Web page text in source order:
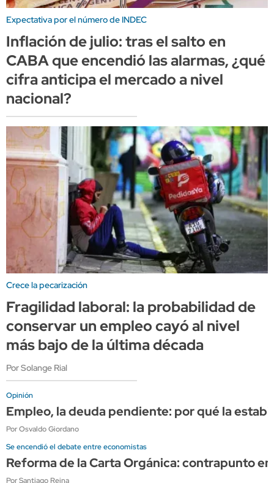
Expectativa por el número de INDEC
Inflación de julio: tras el salto en
CABA que encendió las alarmas, ¿qué
cifra anticipa el mercado a nivel
nacional?
Crece la pecarización
Fragilidad laboral: la probabilidad de
conservar un empleo cayó al nivel
más bajo de la última década
Por Solange Rial
Opinión
Empleo, la deuda pendiente: por qué la
Por Osvaldo Giordano
Se encendió el debate entre economistas
Reforma de la Carta Orgánica: contrapunto
Por Santiago Reina